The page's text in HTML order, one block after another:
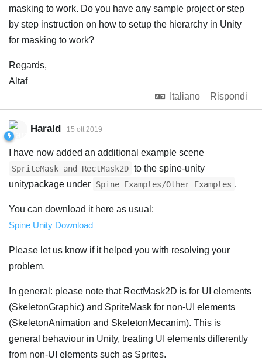
masking to work. Do you have any sample project or step
by step instruction on how to setup the hierarchy in Unity
for masking to work?
Regards,
Altaf
Italiano
Rispondi
Harald 15 ott 2019
I have now added an additional example scene
SpriteMask and RectMask2D to the spine-unity
unitypackage under
Spine Examples/Other Examples .
You can download it here as usual:
Spine Unity Download
Please let us know if it helped you with resolving your
problem.
In general: please note that RectMask2D is for UI elements
(SkeletonGraphic) and SpriteMask for non-UI elements
(SkeletonAnimation and SkeletonMecanim). This is
general behaviour in Unity, treating UI elements differently
from non-UI elements such as Sprites.